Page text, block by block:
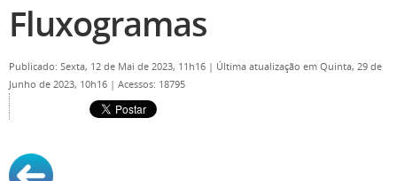
Fluxogramas
Publicado: Sexta, 12 de Mai de 2023, 11h16 | Última atualização em Quinta, 29 de
Junho de 2023, 10h16 | Acessos: 18795